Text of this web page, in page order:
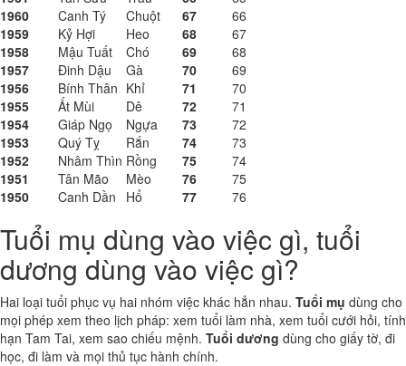
1960
Canh Tý Chuột 67
66
1959
Kỷ Hợi Heo 68
67
1958
Mậu Tuất Chó 69
68
1957
Đinh Dậu Gà 70
69
1956
Bính Thân Khỉ 71
70
1955
Ất Mùi Dê 72
71
1954
Giáp Ngọ Ngựa 73
72
1953
Quý Tỵ Rắn 74
73
1952
Nhâm Thìn Rồng 75
74
1951
Tân Mão Mèo 76
75
1950
Canh Dần Hổ 77 76
Tuổi mụ dùng vào việc gì, tuổi
dương dùng vào việc gì?
Hai loại tuổi phục vụ hai nhóm việc khác hẳn nhau. Tuổi mụ dùng cho
mọi phép xem theo lịch pháp: xem tuổi làm nhà, xem tuổi cưới hỏi, tính
hạn Tam Tai, xem sao chiếu mệnh. Tuổi dương dùng cho giấy tờ, đi
học, đi làm và mọi thủ tục hành chính.